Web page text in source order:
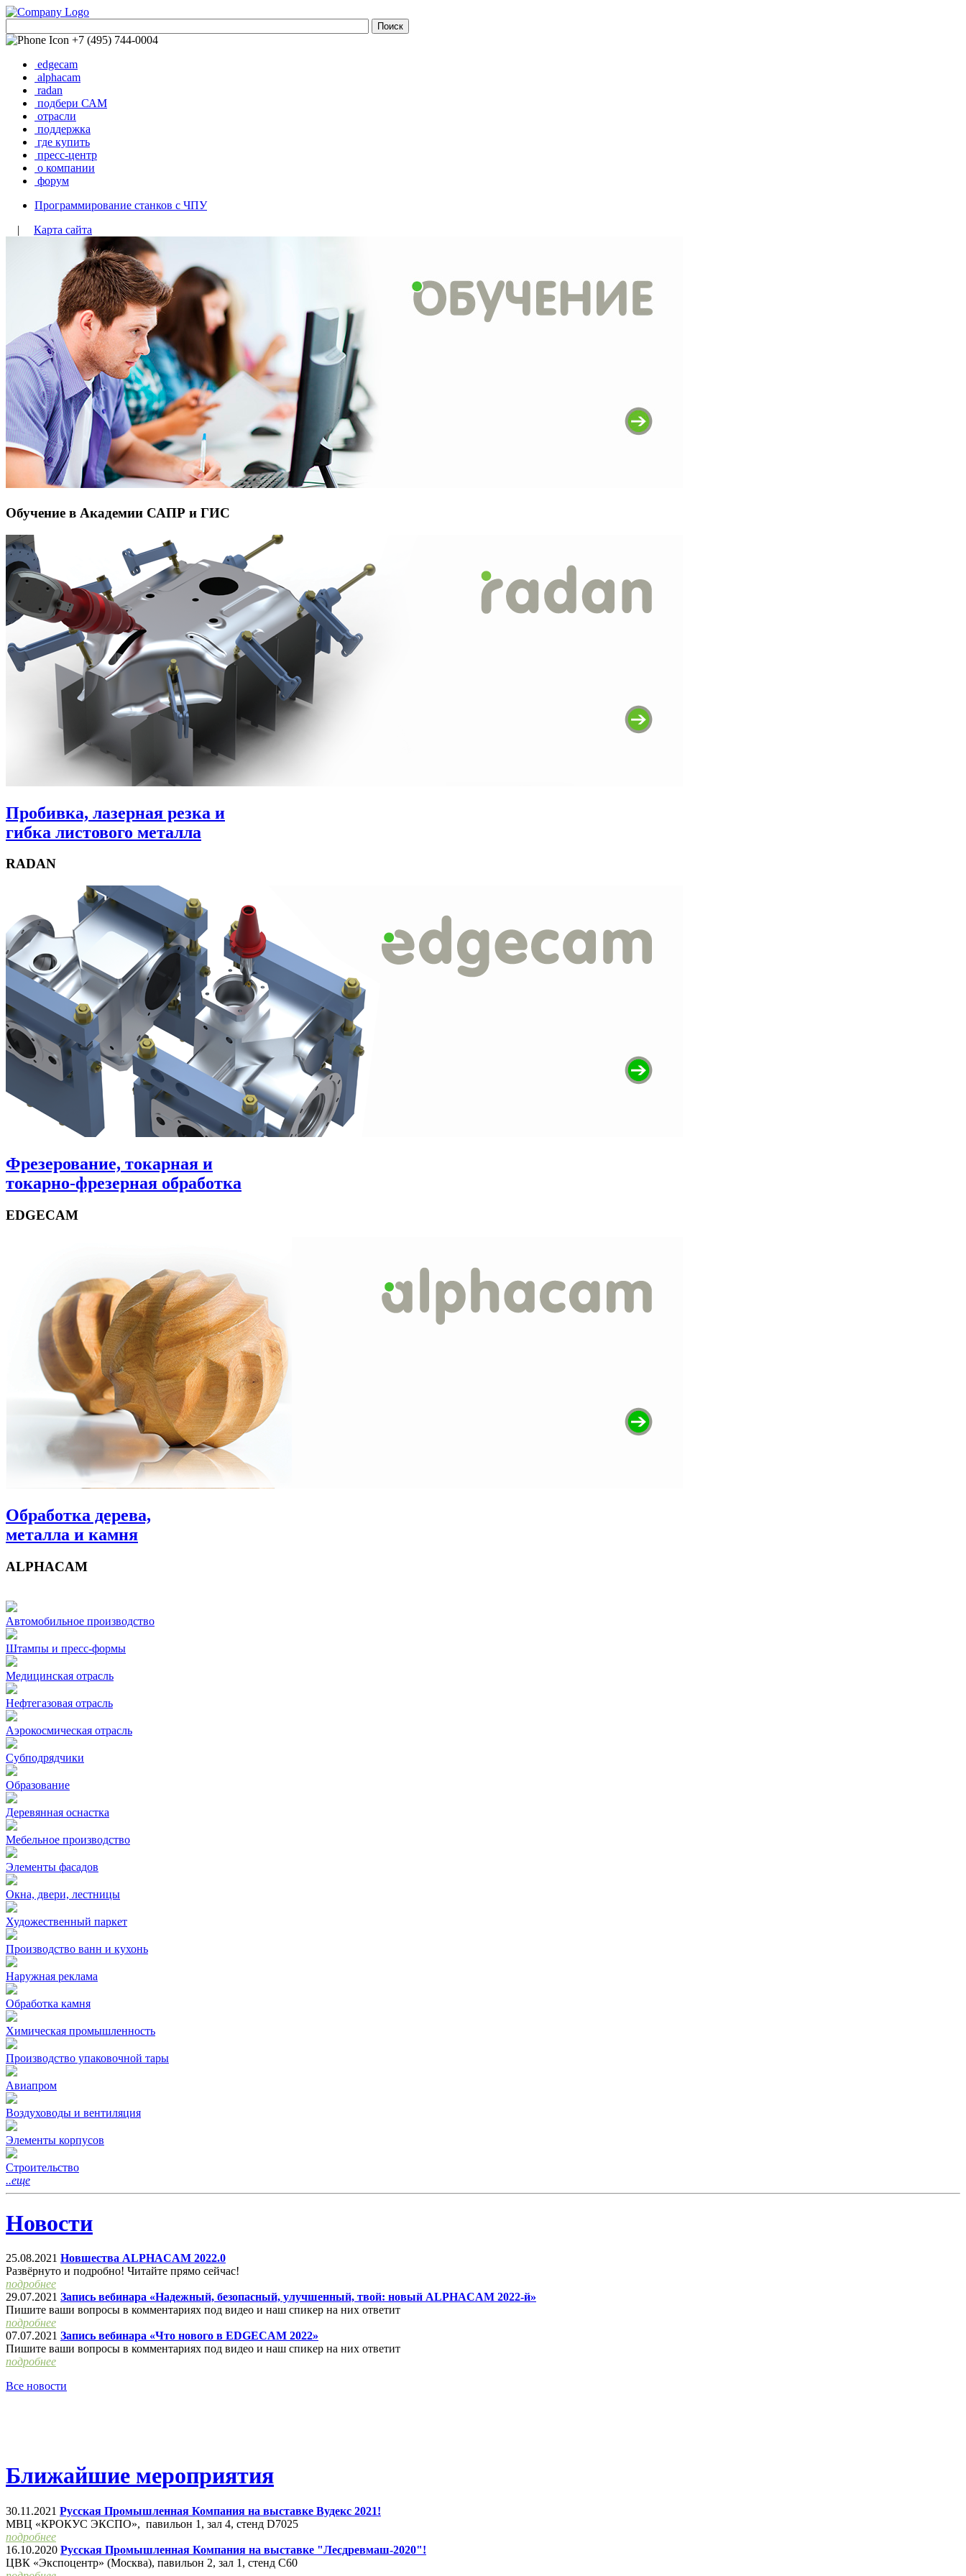
+7 (495) 744-0004
edgecam
alphacam
radan
подбери САМ
отрасли
поддержка
где купить
пресс-центр
о компании
форум
Программирование станков с ЧПУ
| Карта сайта
Обучение в Академии САПР и ГИС
Пробивка, лазерная резка и
гибка листового металла
RADAN
Фрезерование, токарная и
токарно-фрезерная обработка
EDGECAM
Обработка дерева,
металла и камня
ALPHACAM
Автомобильное производство
Штампы и пресс-формы
Медицинская отрасль
Нефтегазовая отрасль
Аэрокосмическая отрасль
Субподрядчики
Образование
Деревянная оснастка
Мебельное производство
Элементы фасадов
Окна, двери, лестницы
Художественный паркет
Производство ванн и кухонь
Наружная реклама
Обработка камня
Химическая промышленность
Производство упаковочной тары
Авиапром
Воздуховоды и вентиляция
Элементы корпусов
Строительство
..еще
Новости
25.08.2021 Новшества ALPHACAM 2022.0
Развёрнуто и подробно! Читайте прямо сейчас!
подробнее
29.07.2021 Запись вебинара «Надежный, безопасный, улучшенный, твой: новый ALPHACAM 2022-й»
Пишите ваши вопросы в комментариях под видео и наш спикер на них ответит
подробнее
07.07.2021 Запись вебинара «Что нового в EDGECAM 2022»
Пишите ваши вопросы в комментариях под видео и наш спикер на них ответит
подробнее
Все новости
Ближайшие мероприятия
30.11.2021 Русская Промышленная Компания на выставке Вудекс 2021!
МВЦ «КРОКУС ЭКСПО», павильон 1, зал 4, стенд D7025
подробнее
16.10.2020 Русская Промышленная Компания на выставке "Лесдревмаш-2020"!
ЦВК «Экспоцентр» (Москва), павильон 2, зал 1, стенд С60